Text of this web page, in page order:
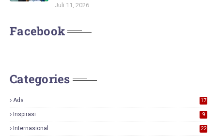
Juli 11, 2026
Facebook
Categories
Ads
17
Inspirasi 9
Internasional 22